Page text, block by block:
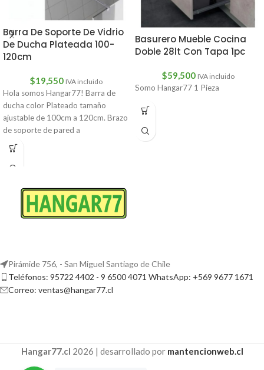
Barra De Soporte De Vidrio
De Ducha Plateada 100-
120cm
$19,550 IVA incluido
Hola somos Hangar77! Barra de
ducha color Plateado tamaño
ajustable de 100cm a 120cm. Brazo
de soporte de pared a
Basurero Mueble Cocina
Doble 28lt Con Tapa 1pc
$59,500 IVA incluido
Somo Hangar77 1 Pieza
Pirámide 756, - San Miguel Santiago de Chile
Teléfonos: 95722 4402 - 9 6500 4071 WhatsApp: +569 9677 1671
Correo: ventas@hangar77.cl
Hangar77.cl 2026 | desarrollado por mantencionweb.cl